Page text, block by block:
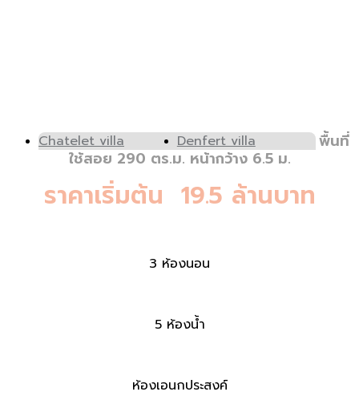
Chatelet villa Denfert villa พื้นที่
ใช้สอย 290 ตร.ม. หน้ากว้าง 6.5 ม.
ราคาเริ่มต้น 19.5 ล้านบาท
3 ห้องนอน
5 ห้องน้ำ
ห้องเอนกประสงค์